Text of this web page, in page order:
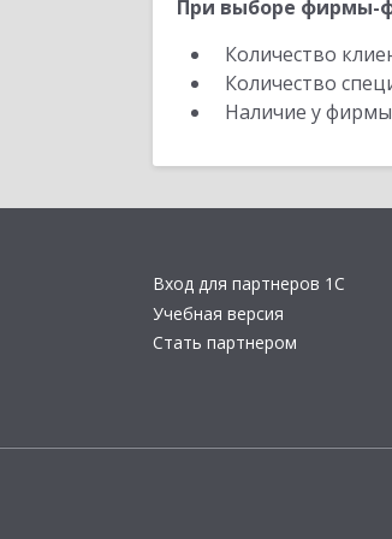
При выборе фирмы-
Количество
Количество
Наличие у фирмы
Вход для партнеров 1С
Учебная версия
Стать партнером